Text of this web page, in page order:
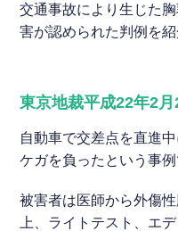
交通事故により生じた
害が認められた判例を紹
東京地裁平成22年2
自動車で交差点を直進
ケガを負ったという事例
被害者は医師から外傷
上、ライトテスト、エ